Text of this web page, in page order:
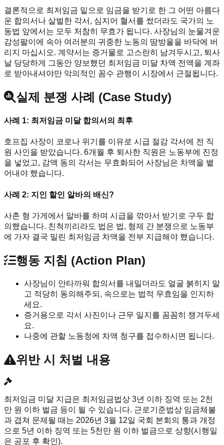
결론적으로 최저임금 밑으로 임금을 받기로 한 그 어떤 아름다
운 합의서나 살벌한 각서, 심지어 혈서를 썼더라도 국가의 노
동법 앞에서는 모두 처참히 무효가 됩니다. 사장님의 눈물겨운
감성팔이에 속아 여러분의 귀중한 노동의 땀방울을 바닥에 버
리지 마십시오. 계약서는 증거물로 고스란히 남겨두시고, 퇴사
날 당당하게 그동안 양보했던 최저임금 미달 차액 전액을 계좌
로 받아내셔야만 악의적인 꼼수 관행이 시장에서 근절됩니다.
실제 분쟁 사례 (Case Study)
사례 1: 최저임금 미달 합의서의 최후
호프집 사장이 코로나 위기를 이유로 시급 절감 각서에 전 직
원 사인을 받았습니다. 6개월 후 퇴사한 직원은 노동부에 진정
을 넣었고, 감액 동의 각서는 무효화되어 사장님은 차액을 뱉
어내야 했습니다.
사례 2: 지인 할인 알바의 배신?
사촌 형 가게에서 알바를 하며 시급을 깎아서 받기로 구두 합
의했습니다. 친척끼리라도 법은 법, 형제 간 분쟁으로 노동부
에 가자 결국 밀린 최저임금 차액을 전부 지급해야 했습니다.
행동 지침 (Action Plan)
사장님이 안타까워 합의서를 내밀더라도 얼굴 붉히지 말
고 적당히 동의해주되, 속으로는 법적 무효임을 인지하
세요.
증거용으로 각서 사진이나 근무 일지를 꼼꼼히 챙겨두세
요.
나중에 관할 노동청에 차액 청구를 접수하시면 됩니다.
위반 시 처벌 내용
최저임금 미달 지급은 최저임금법상 3년 이하 징역 또는 2천
만 원 이하 벌금 등이 될 수 있습니다. 근로기준법상 임금체불
과 겹쳐 문제될 때는 2026년 3월 12일 국회 본회의 통과 개정
으로 5년 이하 징역 또는 5천만 원 이하 벌금으로 상향(시행일
은 공포 후 확인).